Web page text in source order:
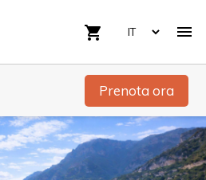

shopping_cart
Prenota ora